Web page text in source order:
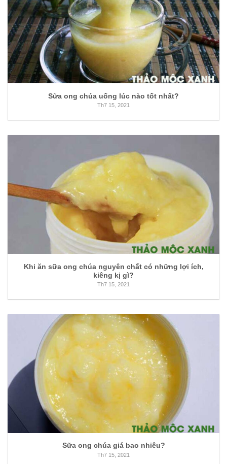
Sữa ong chúa uống lúc nào tốt nhất?
Th7 15, 2021
Khi ăn sữa ong chúa nguyên chất có những lợi ích,
kiêng kị gì?
Th7 15, 2021
Sữa ong chúa giá bao nhiêu?
Th7 15, 2021